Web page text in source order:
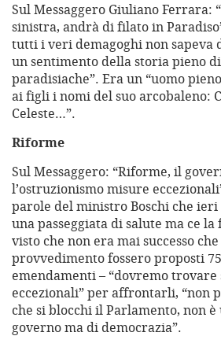
Sul Messaggero Giuliano Ferrara:
sinistra, andrà di filato in
tutti i veri demagoghi non sapeva
un sentimento della storia pieno
paradisiache”. Era un “uomo
ai figli i nomi del suo arcobaleno:
Celeste…”.
Riforme
Sul Messaggero: “Riforme, il
l’ostruzionismo misure
parole del ministro Boschi che ieri
una passeggiata di salute ma ce la
visto che non era mai successo
provvedimento fossero proposti
emendamenti – “dovremo
eccezionali” per affrontarli, “non
che si blocchi il Parlamento, non
governo ma di democrazia”.